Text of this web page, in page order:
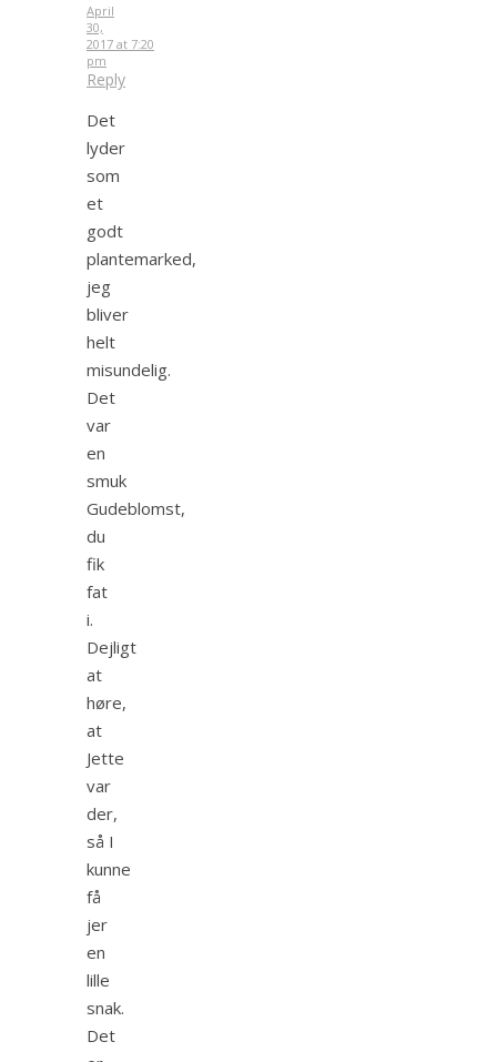
April
30,
2017 at 7:20
pm
Reply
Det
lyder
som
et
godt
plantemarked,
jeg
bliver
helt
misundelig.
Det
var
en
smuk
Gudeblomst,
du
fik
fat
i.
Dejligt
at
høre,
at
Jette
var
der,
så I
kunne
få
jer
en
lille
snak.
Det